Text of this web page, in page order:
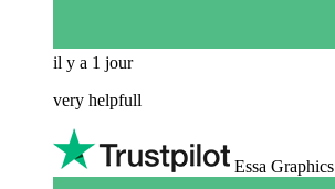
il y a 1 jour
very helpfull
Essa Graphics